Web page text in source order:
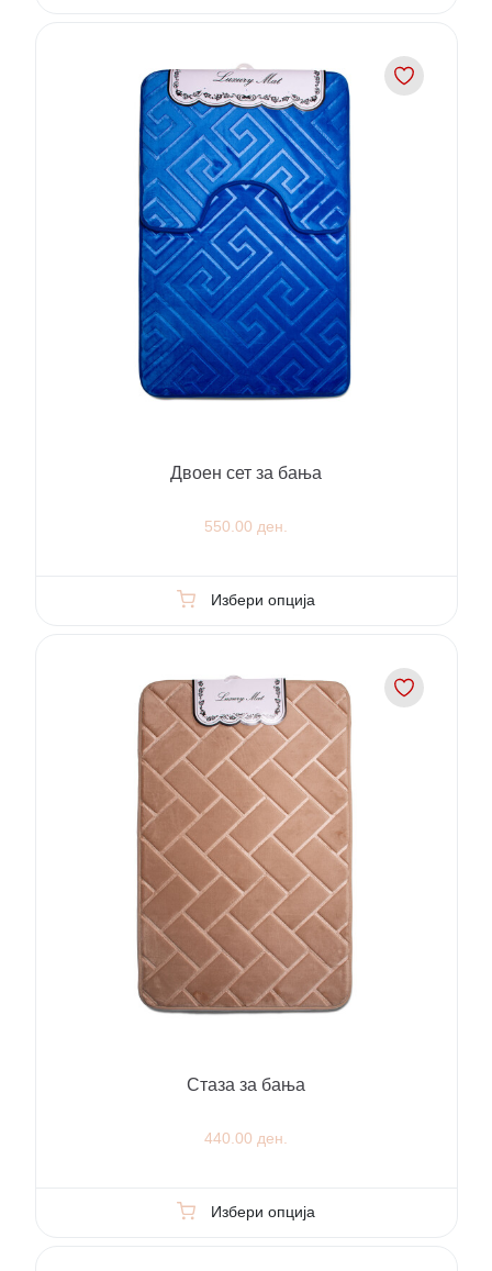
Двоен сет за бања
550.00 ден.
Избери опција
Стаза за бања
440.00 ден.
Избери опција